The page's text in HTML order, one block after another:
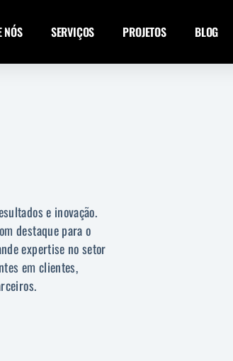
NÓS SERVIÇOS PROJETOS BLOG
e inovação.
destaque para o
expertise no setor
em clientes,